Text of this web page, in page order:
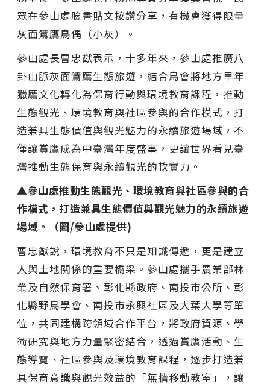
眾在參山處臉書貼文按讚分享，有機會獲得限量
灰面鵟鷹鳥偶（小灰）。
參山處長曹忠猷表示，十多年來，參山處推廣八
卦山脈灰面鵟鷹生態旅遊，結合鳥會將地方早年
獵鷹文化轉化為保育行動與環境教育課程，推動
生態觀光、環境教育與社區參與的合作模式，打
造兼具生態價值與觀光魅力的永續旅遊場域，不
僅讓賞鷹成為中臺灣年度盛事，更讓世界看見臺
灣推動生態保育與永續觀光的軟實力。
▲參山處推動生態觀光、環境教育與社區參與的合
作模式，打造兼具生態價值與觀光魅力的永續旅遊
場域。（圖/參山處提供)
曹忠猷說，環境教育不只是知識傳遞，更是建立
人與土地關係的重要橋梁。參山處攜手農業部林
業及自然保育署、彰化縣政府、南投市公所、彰
化縣野鳥學會、南投市永興社區及大葉大學等單
位，共同建構跨領域合作平台，將政府資源、學
術研究與地方力量緊密結合，透過賞鷹活動、生
態導覽、社區參與及環境教育課程，逐步打造兼
具保育意識與觀光效益的「無牆移動教室」，讓